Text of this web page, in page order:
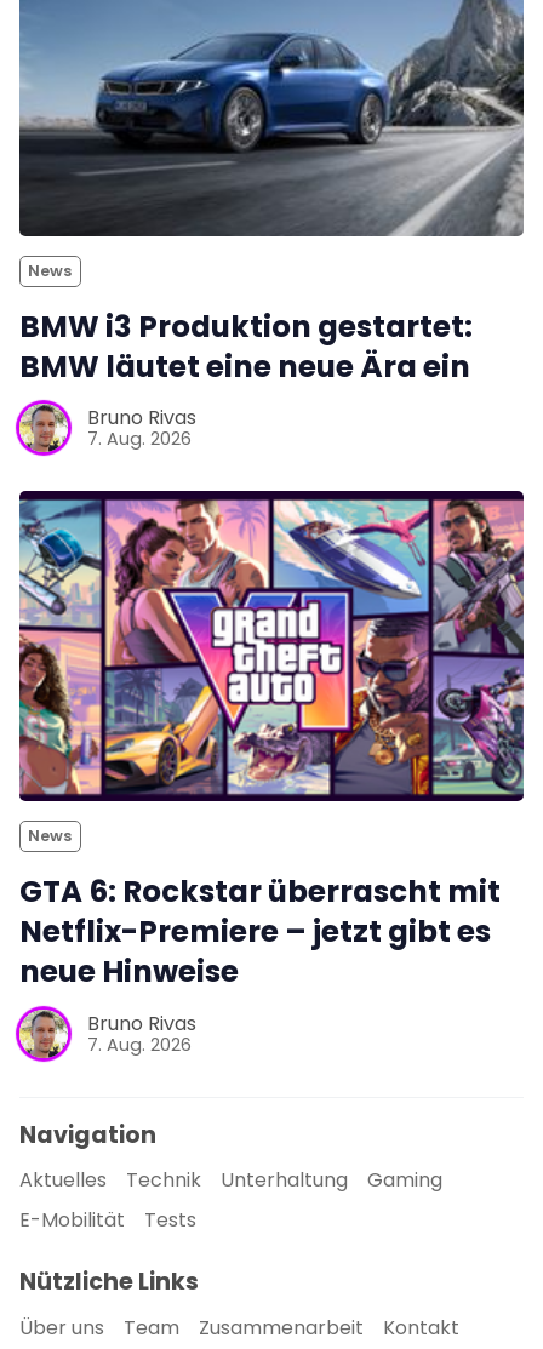
News
BMW i3 Produktion gestartet:
BMW läutet eine neue Ära ein
Bruno Rivas
7. Aug. 2026
News
GTA 6: Rockstar überrascht mit
Netflix-Premiere – jetzt gibt es
neue Hinweise
Bruno Rivas
7. Aug. 2026
Navigation
Aktuelles Technik Unterhaltung
Gaming
E-Mobilität
Tests
Nützliche Links
Über uns Team Zusammenarbeit Kontakt